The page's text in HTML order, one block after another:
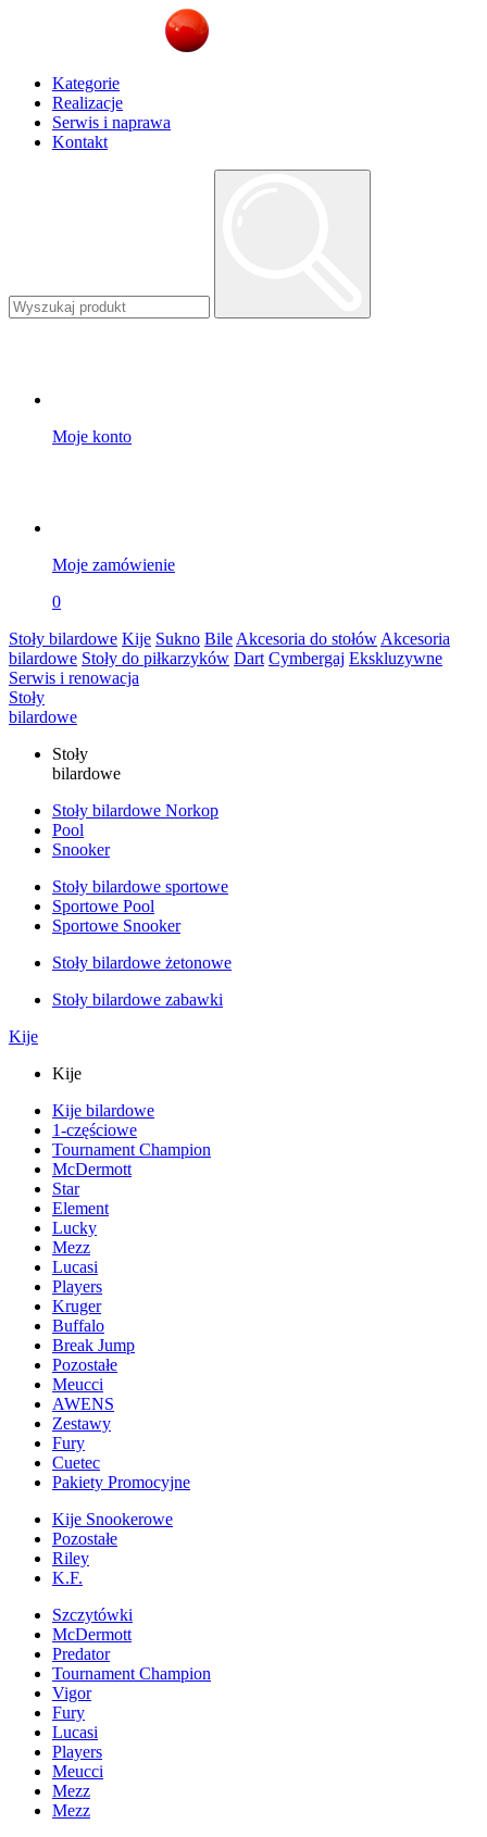
Kategorie
Realizacje
Serwis i naprawa
Kontakt
Moje konto
Moje zamówienie
0
Stoły bilardowe Kije Sukno Bile Akcesoria do stołów Akcesoria
bilardowe Stoły do piłkarzyków Dart Cymbergaj Ekskluzywne
Serwis i renowacja
Stoły
bilardowe
Stoły
bilardowe
Stoły bilardowe Norkop
Pool
Snooker
Stoły bilardowe sportowe
Sportowe Pool
Sportowe Snooker
Stoły bilardowe żetonowe
Stoły bilardowe zabawki
Kije
Kije
Kije bilardowe
1-częściowe
Tournament Champion
McDermott
Star
Element
Lucky
Mezz
Lucasi
Players
Kruger
Buffalo
Break Jump
Pozostałe
Meucci
AWENS
Zestawy
Fury
Cuetec
Pakiety Promocyjne
Kije Snookerowe
Pozostałe
Riley
K.F.
Szczytówki
McDermott
Predator
Tournament Champion
Vigor
Fury
Lucasi
Players
Meucci
Mezz
Mezz